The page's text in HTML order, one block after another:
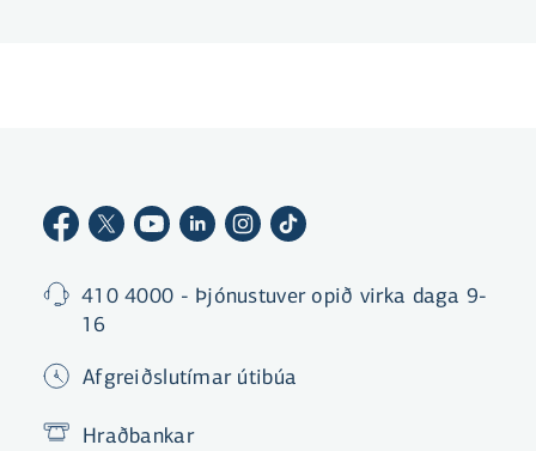
410 4000 - Þjónustuver opið virka daga 9-
16
Afgreiðslutímar útibúa
Hraðbankar